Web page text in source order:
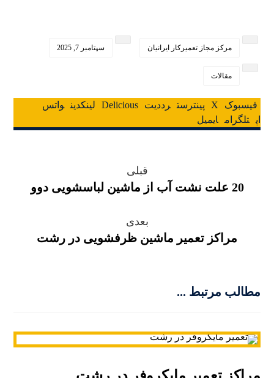
مرکز مجاز تعمیرکار ایرانیان سپتامبر 7, 2025
مقالات
فیسبوک X پینترست رددیت Delicious لینکدین
واتس
اپ
تلگرام ایمیل
قبلی
20 علت نشت آب از ماشین لباسشویی دوو
بعدی
مراکز تعمیر ماشین ظرفشویی در رشت
مطالب مرتبط ...